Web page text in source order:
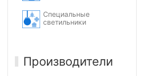
Специальные
светильники
Производители